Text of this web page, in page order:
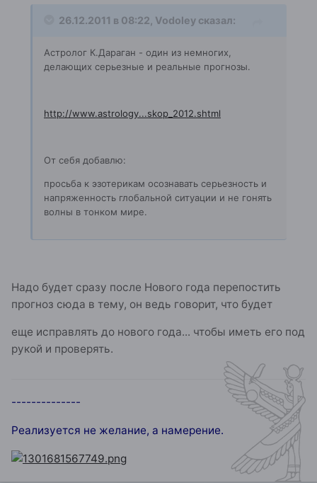
26.12.2011 в 08:22, Vodoley сказал:
Астролог К.Дараган - один из немногих,
делающих серьезные и реальные прогнозы.
http://www.astrology...skop_2012.shtml
От себя добавлю:
просьба к эзотерикам осознавать серьезность и
напряженность глобальной ситуации и не гонять
волны в тонком мире.
Надо будет сразу после Нового года перепостить
прогноз сюда в тему, он ведь говорит, что будет
еще исправлять до нового года... чтобы иметь его под
рукой и проверять.
--------------
Реализуется не желание, а намерение.